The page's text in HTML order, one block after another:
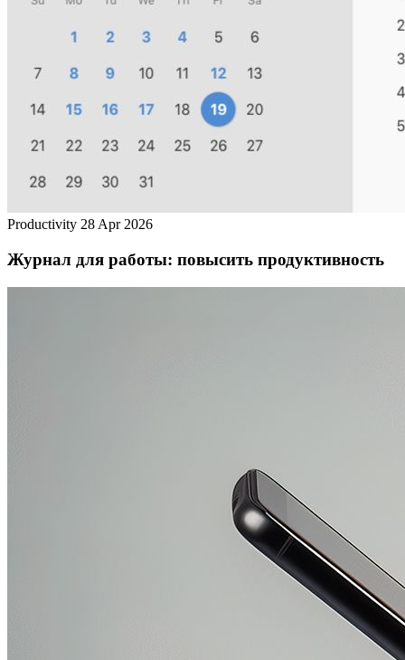
Productivity 28 Apr 2026
Журнал для работы: повысить продуктивность